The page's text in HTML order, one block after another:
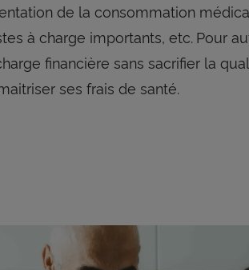
de la consommation
à charge importants, etc. Pour
financière sans sacrifier la
ses frais de santé.